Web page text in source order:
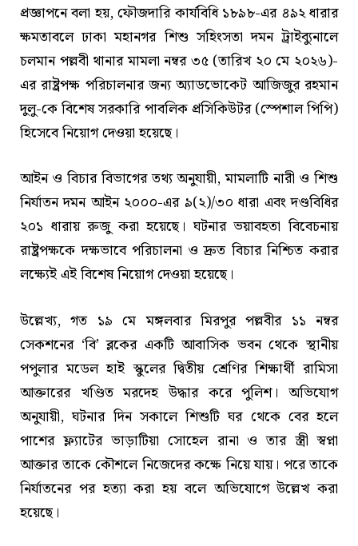
প্রজ্ঞাপনে বলা হয়, ফৌজদারি কার্যবিধি ১৮৯৮-এর ৪৯২ ধারার
ক্ষমতাবলে ঢাকা মহানগর শিশু সহিংসতা দমন ট্রাইব্যুনালে
চলমান পল্লবী থানার মামলা নম্বর ৩৫ (তারিখ ২০ মে ২০২৬)-
এর রাষ্ট্রপক্ষ পরিচালনার জন্য অ্যাডভোকেট আজিজুর রহমান
দুলু-কে বিশেষ সরকারি পাবলিক প্রসিকিউটর (স্পেশাল পিপি)
হিসেবে নিয়োগ দেওয়া হয়েছে।
আইন ও বিচার বিভাগের তথ্য অনুযায়ী, মামলাটি নারী ও শিশু
নির্যাতন দমন আইন ২০০০-এর ৯(২)/৩০ ধারা এবং দণ্ডবিধির
২০১ ধারায় রুজু করা হয়েছে। ঘটনার ভয়াবহতা বিবেচনায়
রাষ্ট্রপক্ষকে দক্ষভাবে পরিচালনা ও দ্রুত বিচার নিশ্চিত করার
লক্ষ্যেই এই বিশেষ নিয়োগ দেওয়া হয়েছে।
উল্লেখ্য, গত ১৯ মে মঙ্গলবার মিরপুর পল্লবীর ১১ নম্বর
সেকশনের ‘বি’ ব্লকের একটি আবাসিক ভবন থেকে স্থানীয়
পপুলার মডেল হাই স্কুলের দ্বিতীয় শ্রেণির শিক্ষার্থী রামিসা
আক্তারের খণ্ডিত মরদেহ উদ্ধার করে পুলিশ। অভিযোগ
অনুযায়ী, ঘটনার দিন সকালে শিশুটি ঘর থেকে বের হলে
পাশের ফ্ল্যাটের ভাড়াটিয়া সোহেল রানা ও তার স্ত্রী স্বপ্না
আক্তার তাকে কৌশলে নিজেদের কক্ষে নিয়ে যায়। পরে তাকে
নির্যাতনের পর হত্যা করা হয় বলে অভিযোগে উল্লেখ করা
হয়েছে।